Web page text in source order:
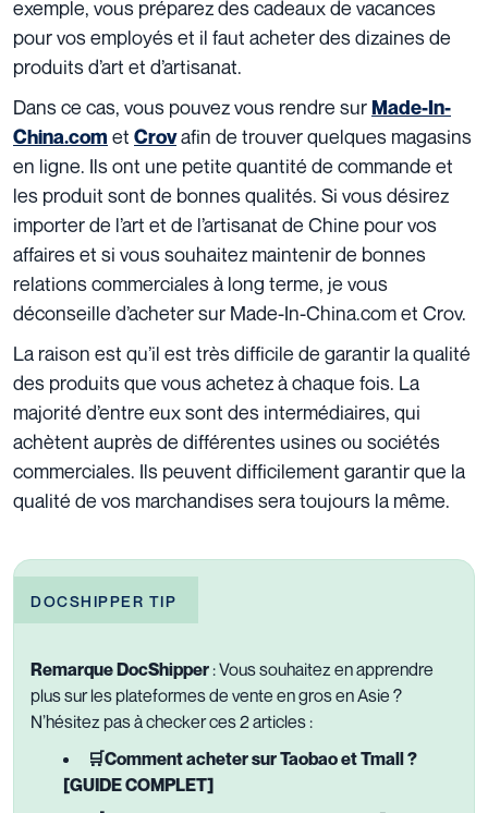
exemple, vous préparez des cadeaux de vacances
pour vos employés et il faut acheter des dizaines de
produits d’art et d’artisanat.
Dans ce cas, vous pouvez vous rendre surMade-In-
China.com et Crovafin de trouver quelques magasins
en ligne. Ils ont une petite quantité de commande et
les produit sont de bonnes qualités. Si vous désirez
importer de l’art et de l’artisanat de Chine pour vos
affaires et si vous souhaitez maintenir de bonnes
relations commerciales à long terme, je vous
déconseille d’acheter sur Made-In-China.com et Crov.
La raison est qu’il est très difficile de garantir la qualité
des produits que vous achetez à chaque fois. La
majorité d’entre eux sont des intermédiaires, qui
achètent auprès de différentes usines ou sociétés
commerciales. Ils peuvent difficilement garantir que la
qualité de vos marchandises sera toujours la même.
DOCSHIPPER TIP
Remarque DocShipper : Vous souhaitez en apprendre
plus sur les plateformes de vente en gros en Asie ?
N’hésitez pas à checker ces 2 articles :
🛒Comment acheter sur Taobao et Tmall ?
[GUIDE COMPLET]